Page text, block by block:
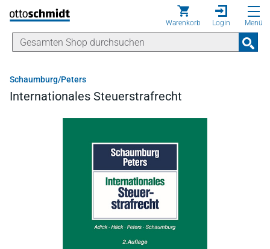
Direkt zum Inhalt
Warenkorb Login Menü
Schaumburg/Peters
Internationales Steuerstrafrecht